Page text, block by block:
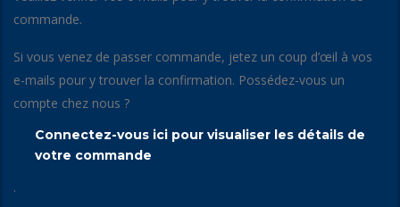
commande.
Si vous venez de passer commande, jetez un coup d’œil à vos
e-mails pour y trouver la confirmation. Possédez-vous un
compte chez nous ?
Connectez-vous ici pour visualiser les détails de
votre commande
.